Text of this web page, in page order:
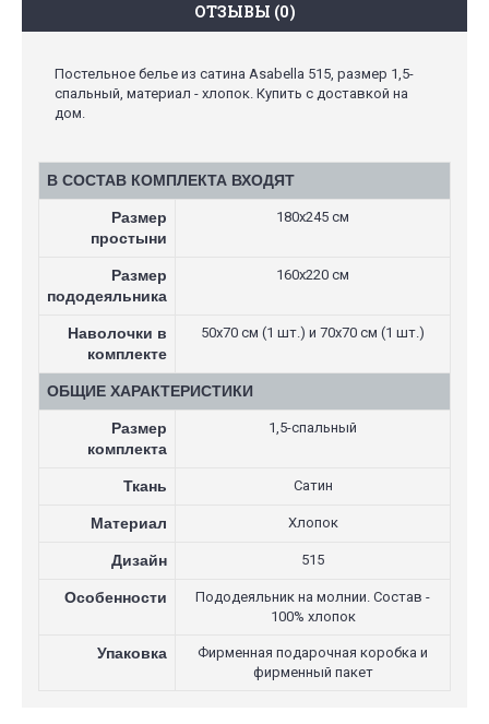
ОТЗЫВЫ (0)
Постельное белье из сатина Asabella 515, размер 1,5-
спальный, материал - хлопок. Купить с доставкой на
дом.
В СОСТАВ КОМПЛЕКТА ВХОДЯТ
Размер
простыни
180х245 см
Размер
пододеяльника
160х220 см
Наволочки в
комплекте
50х70 см (1 шт.) и 70х70 см (1 шт.)
ОБЩИЕ ХАРАКТЕРИСТИКИ
Размер
комплекта
1,5-спальный
Ткань Сатин
Материал Хлопок
Дизайн 515
Особенности
Пододеяльник на молнии. Состав -
100% хлопок
Упаковка
Фирменная подарочная коробка и
фирменный пакет